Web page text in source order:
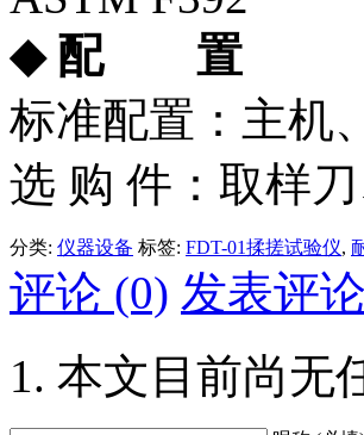
◆ 配 置
标准配置：主机
选 购 件：取样
分类: 仪器设备 标签: FDT-01揉搓试验仪,
评论 (0) 发表评论
本文目前尚无